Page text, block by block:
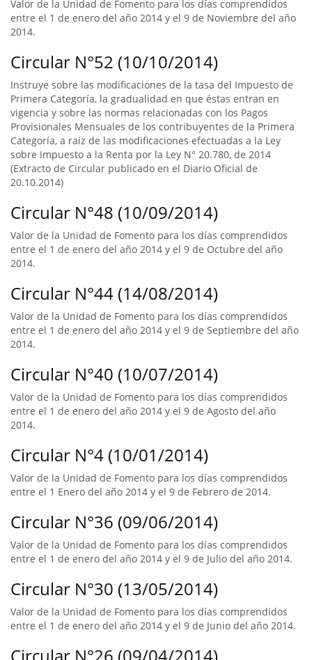
Valor de la Unidad de Fomento para los días comprendidos
entre el 1 de enero del año 2014 y el 9 de Noviembre del año
2014.
Circular N°52 (10/10/2014)
Instruye sobre las modificaciones de la tasa del Impuesto de
Primera Categoría, la gradualidad en que éstas entran en
vigencia y sobre las normas relacionadas con los Pagos
Provisionales Mensuales de los contribuyentes de la Primera
Categoría, a raíz de las modificaciones efectuadas a la Ley
sobre Impuesto a la Renta por la Ley N° 20.780, de 2014
(Extracto de Circular publicado en el Diario Oficial de
20.10.2014)
Circular N°48 (10/09/2014)
Valor de la Unidad de Fomento para los días comprendidos
entre el 1 de enero del año 2014 y el 9 de Octubre del año
2014.
Circular N°44 (14/08/2014)
Valor de la Unidad de Fomento para los días comprendidos
entre el 1 de enero del año 2014 y el 9 de Septiembre del año
2014.
Circular N°40 (10/07/2014)
Valor de la Unidad de Fomento para los días comprendidos
entre el 1 de enero del año 2014 y el 9 de Agosto del año
2014.
Circular N°4 (10/01/2014)
Valor de la Unidad de Fomento para los días comprendidos
entre el 1 Enero del año 2014 y el 9 de Febrero de 2014.
Circular N°36 (09/06/2014)
Valor de la Unidad de Fomento para los días comprendidos
entre el 1 de enero del año 2014 y el 9 de Julio del año 2014.
Circular N°30 (13/05/2014)
Valor de la Unidad de Fomento para los días comprendidos
entre el 1 de enero del año 2014 y el 9 de Junio del año 2014.